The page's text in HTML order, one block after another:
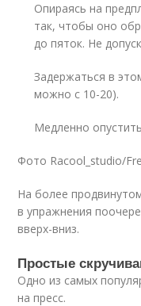
Опираясь на
так, чтобы оно
до пяток. Не
Задержаться в
можно с 10-20).
Медленно
Фото Racool_studio/
На более
в упражнения
вверх-вниз.
Простые
Одно из самых
на пресс.